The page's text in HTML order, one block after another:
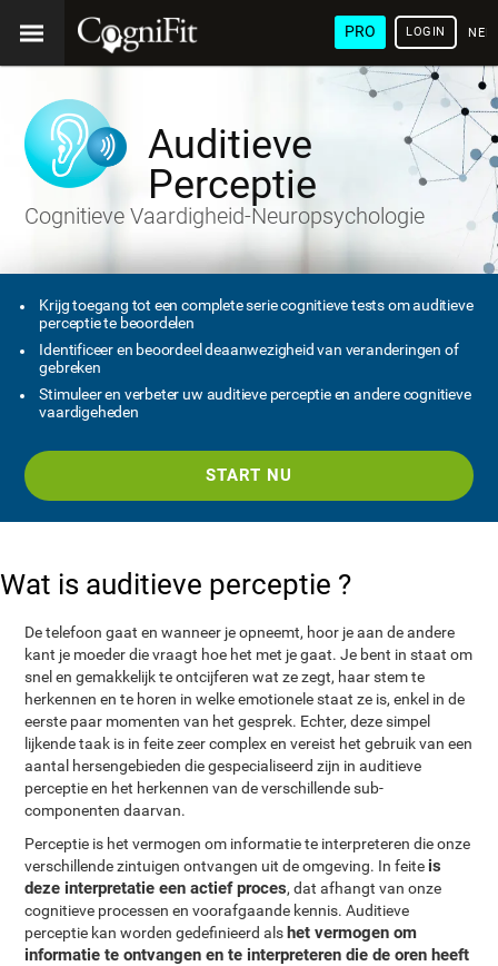
PRO LOGIN
Auditieve
Perceptie
Cognitieve Vaardigheid-Neuropsychologie
Krijg toegang tot een complete serie cognitieve tests om auditieve
perceptie te beoordelen
Identificeer en beoordeel deaanwezigheid van veranderingen of
gebreken
Stimuleer en verbeter uw auditieve perceptie en andere cognitieve
vaardigeheden
START NU
Wat is auditieve perceptie ?
De telefoon gaat en wanneer je opneemt, hoor je aan de andere
kant je moeder die vraagt hoe het met je gaat. Je bent in staat om
snel en gemakkelijk te ontcijferen wat ze zegt, haar stem te
herkennen en te horen in welke emotionele staat ze is, enkel in de
eerste paar momenten van het gesprek. Echter, deze simpel
lijkende taak is in feite zeer complex en vereist het gebruik van een
aantal hersengebieden die gespecialiseerd zijn in auditieve
perceptie en het herkennen van de verschillende sub-
componenten daarvan.
Perceptie is het vermogen om informatie te interpreteren die onze
verschillende zintuigen ontvangen uit de omgeving. In feite is
deze interpretatie een actief proces, dat afhangt van onze
cognitieve processen en voorafgaande kennis. Auditieve
perceptie kan worden gedefinieerd als het vermogen om
informatie te ontvangen en te interpreteren die de oren heeft